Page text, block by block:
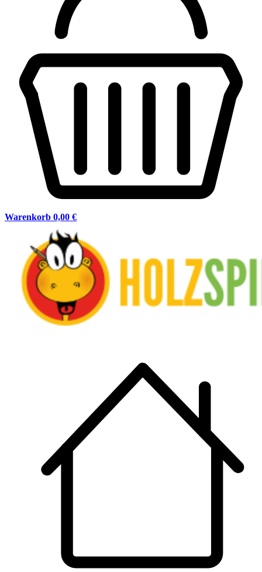
Warenkorb 0,00 €